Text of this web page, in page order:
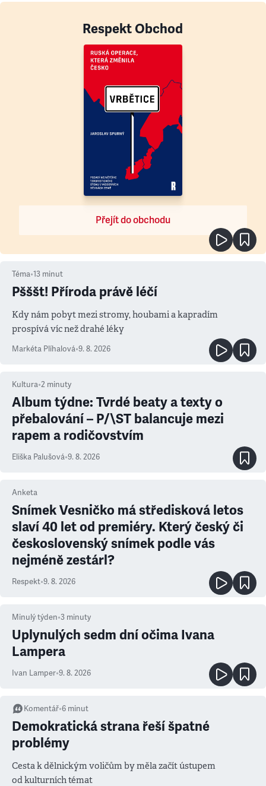
Respekt Obchod
Přejít do obchodu
Téma•13 minut
Pšššt! Příroda právě léčí
Kdy nám pobyt mezi stromy, houbami a kapradím
prospívá víc než drahé léky
Markéta Plíhalová•9. 8. 2026
Kultura•2 minuty
Album týdne: Tvrdé beaty a texty o
přebalování – P/\ST balancuje mezi
rapem a rodičovstvím
Eliška Palušová•9. 8. 2026
Anketa
Snímek Vesničko má středisková letos
slaví 40 let od premiéry. Který český či
československý snímek podle vás
nejméně zestárl?
Respekt•9. 8. 2026
Minulý týden•3 minuty
Uplynulých sedm dní očima Ivana
Lampera
Ivan Lamper•9. 8. 2026
Komentář•6 minut
Demokratická strana řeší špatné
problémy
Cesta k dělnickým voličům by měla začít ústupem
od kulturních témat